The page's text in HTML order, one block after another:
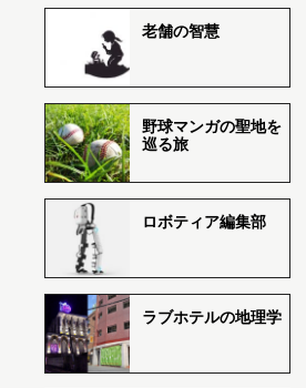
老舗の智慧
野球マンガの聖地を
巡る旅
ロボティア編集部
ラブホテルの地理学